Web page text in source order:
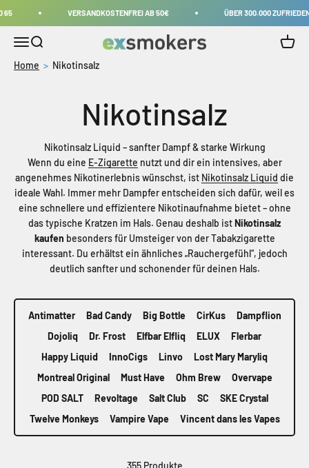
VERSANDKOSTENFREI AB 50€ ÜBER 300.000 ZUFRIEDENE
Navigationsmenü öffnen
Suche öffnen Exsmokers.eu
Home Nikotinsalz
Nikotinsalz Liquid – sanfter Dampf & starke Wirkung
Wenn du eine E-Zigarette nutzt und dir ein intensives, aber
angenehmes Nikotinerlebnis wünschst, ist Nikotinsalz Liquid die
ideale Wahl. Immer mehr Dampfer entscheiden sich dafür, weil es
eine schnellere und effizientere Nikotinaufnahme bietet – ohne
das typische Kratzen im Hals. Genau deshalb istNikotinsalz
kaufen besonders für Umsteiger von der Tabakzigarette
interessant. Du erhältst ein ähnliches „Rauchergefühl“, jedoch
deutlich sanfter und schonender für deinen Hals.
Antimatter Bad Candy Big Bottle CirKus
Dampflion
Dojoliq
Dr. Frost Elfbar Elfliq ELUX
Flerbar
Happy Liquid
InnoCigs Linvo
Lost Mary Maryliq
Montreal Original
Must Have Ohm Brew
Overvape
POD SALT
Revoltage Salt Club SC
SKE Crystal
Twelve Monkeys
Vampire Vape Vincent dans les Vapes
355 Produkte